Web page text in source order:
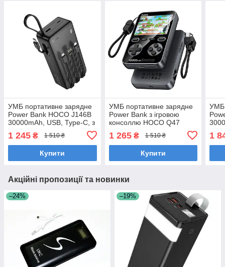
УМБ портативне зарядне
Power Bank HOCO J146B
30000mAh, USB, Type-C, з
вбудованими кабелями,
чорний
1 245 ₴ 1 510 ₴
Купити
УМБ портативне зарядне
Power Bank з ігровою
консоллю HOCO Q47
10000 mAh, Type-C, QC,
чорне
1 265₴ 1 510 ₴
Купити
УМБ
1
Акційні пропозиції та новинки
–24% –19%